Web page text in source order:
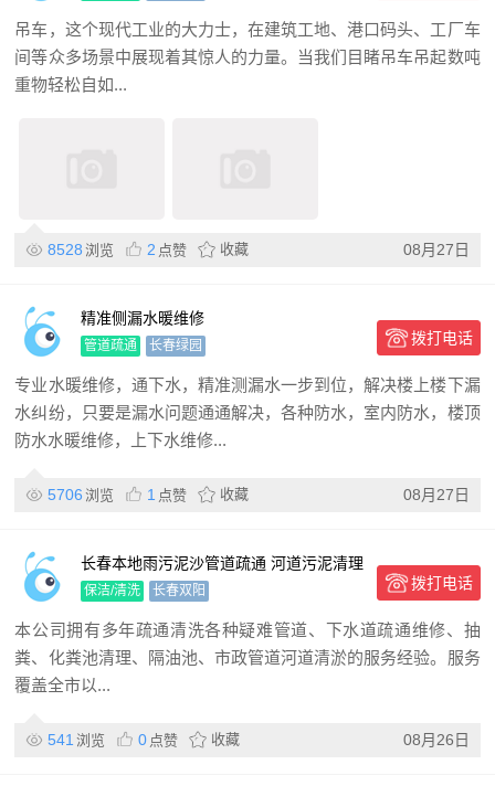
吊车，这个现代工业的大力士，在建筑工地、港口码头、工厂车
间等众多场景中展现着其惊人的力量。当我们目睹吊车吊起数吨
重物轻松自如...
8528 浏览 2 点赞 收藏 08月27日
精准侧漏水暖维修
管道疏通 长春绿园 拨打电话
专业水暖维修，通下水，精准测漏水一步到位，解决楼上楼下漏
水纠纷，只要是漏水问题通通解决，各种防水，室内防水，楼顶
防水水暖维修，上下水维修...
5706 浏览 1 点赞 收藏 08月27日
长春本地雨污泥沙管道疏通 河道污泥清理
化油池清理公司
保洁/清洗 长春双阳 拨打电话
本公司拥有多年疏通清洗各种疑难管道、下水道疏通维修、抽
粪、化粪池清理、隔油池、市政管道河道清淤的服务经验。服务
覆盖全市以...
541 浏览 0 点赞 收藏 08月26日